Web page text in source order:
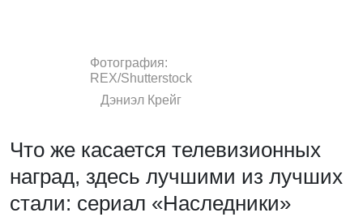
Фотография:
REX/Shutterstock
Дэниэл Крейг
Что же касается телевизионных
наград, здесь лучшими из лучших
стали: сериал «Наследники»